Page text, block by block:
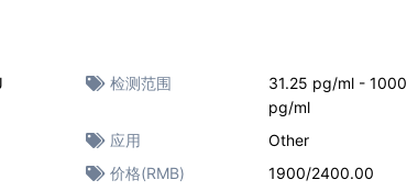
检测范围
31.25 pg/ml - 1000
pg/ml
应用
Other
价格(RMB) 1900/2400.00